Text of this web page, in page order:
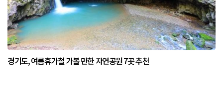
경기도, 여름휴가철 가볼 만한 자연공원 7곳 추천